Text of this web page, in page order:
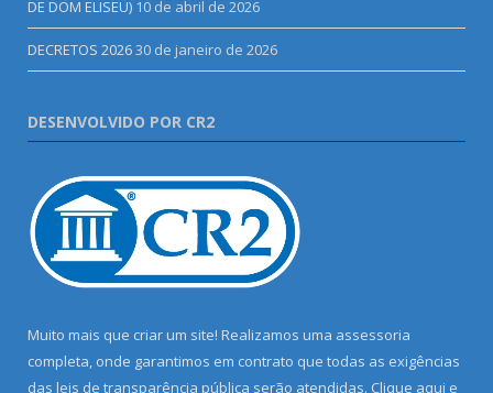
DE DOM ELISEU) 10 de abril de 2026
DECRETOS 202630 de janeiro de 2026
DESENVOLVIDO POR CR2
Muito mais que criar um site! Realizamos uma assessoria
completa, onde garantimos em contrato que todas as exigências
das leis de transparência pública serão atendidas. Clique aqui e